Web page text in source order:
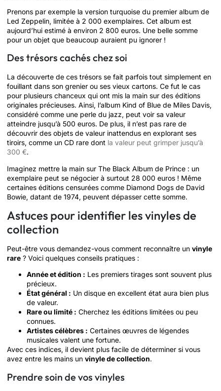
Prenons par exemple la version turquoise du premier album de
Led Zeppelin, limitée à 2 000 exemplaires. Cet album est
aujourd’hui estimé à environ 2 800 euros. Une belle somme
pour un objet que beaucoup auraient pu ignorer !
Des trésors cachés chez soi
La découverte de ces trésors se fait parfois tout simplement en
fouillant dans son grenier ou ses vieux cartons. Ce fut le cas
pour plusieurs chanceux qui ont mis la main sur des éditions
originales précieuses. Ainsi, l’album Kind of Blue de Miles Davis,
considéré comme une perle du jazz, peut voir sa valeur
atteindre jusqu’à 500 euros. De plus, il n’est pas rare de
découvrir des objets de valeur inattendus en explorant ses
tiroirs, comme un CD rare dont la valeur peut grimper jusqu’à
300 €.
Imaginez mettre la main sur The Black Album de Prince : un
exemplaire peut se négocier à surtout 28 000 euros ! Même
certaines éditions censurées comme Diamond Dogs de David
Bowie, datant de 1974, peuvent dépasser cette somme.
Astuces pour identifier les vinyles de
collection
Peut-être vous demandez-vous comment reconnaître un vinyle
rare ? Voici quelques conseils pratiques :
Année et édition : Les premiers tirages sont souvent plus
précieux.
État général : Un disque en excellent état aura bien plus
de valeur.
Rare ou limité : Cherchez les éditions limitées ou peu
connues.
Artistes célèbres : Certaines œuvres de légendes
musicales valent une fortune.
Avec ces indices, il devient plus facile de déterminer si vous
avez entre les mains un vinyle de collection.
Prendre soin de vos vinyles